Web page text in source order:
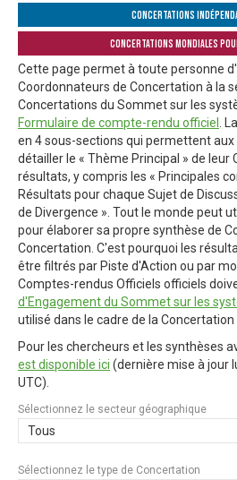
Concertations
Concertations mondiales
Cette page permet à toute personne
Coordonnateurs de Concertation à la
Concertations du Sommet sur les
Formulaire de compte-rendu officiel
.
en 4 sous-sections qui permettent
détailler le « Thème Principal » de leur
résultats, y compris les « Principales
Résultats pour chaque Sujet de
de Divergence ». Tout le monde peut
pour élaborer sa propre synthèse de
Concertation. C'est pourquoi les
être filtrés par Piste d'Action ou par
Comptes-rendus Officiels officiels
d'Engagement du Sommet sur les
utilisé dans le cadre de la Concertation
Pour les chercheurs et les synthèses
est disponible ici (dernière mise à jour
UTC).
Sélectionnez le secteur géographique
Tous
Sélectionnez le type de Concertation